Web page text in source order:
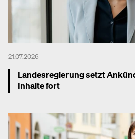
21.07.2026
Landesregierung setzt
Inhalte fort